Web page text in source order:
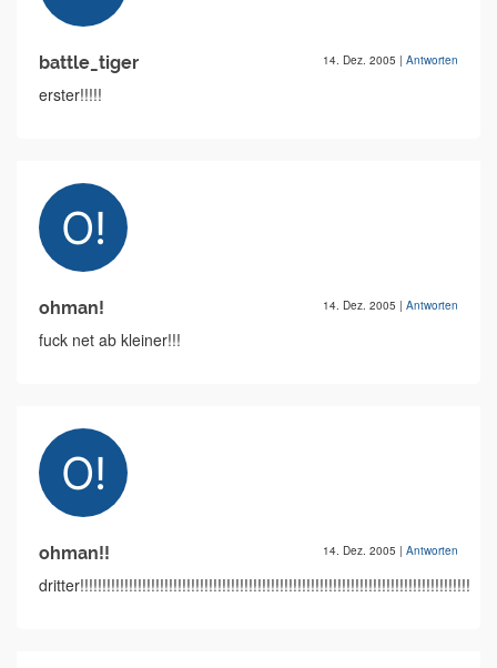
battle_tiger 14. Dez. 2005 | Antworten
erster!!!!!
ohman! 14. Dez. 2005 | Antworten
fuck net ab kleiner!!!
ohman!! 14. Dez. 2005 | Antworten